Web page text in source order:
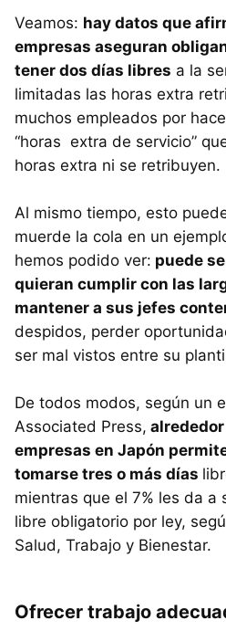
Veamos: hay datos que
empresas aseguran
tener dos días libres a la
limitadas las horas extra
muchos empleados por
“horas extra de servicio”
horas extra ni se retribuyen.
Al mismo tiempo, esto
muerde la cola en un
hemos podido ver: puede
quieran cumplir con las
mantener a sus jefes
despidos, perder
ser mal vistos entre su
De todos modos, según un
Associated Press, alrededor
empresas en Japón
tomarse tres o más días
mientras que el 7% les da a
libre obligatorio por ley,
Salud, Trabajo y Bienestar.
Ofrecer trabajo